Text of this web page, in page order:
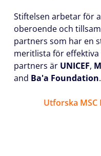
Stiftelsen arbetar för
oberoende och
partners som har en
meritlista för
partners är UNICEF,
and Ba'a Foundation.
Utforska